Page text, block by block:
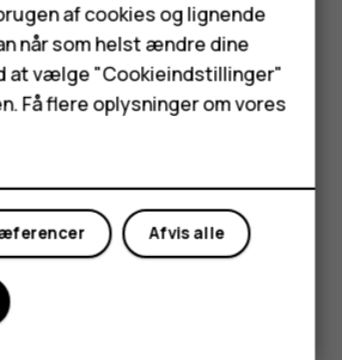
M
tabes på en hård overflade eller
stød. Undlad at røre ved glasdelene
af cookies og lignende
når som helst ændre dine
at vælge "Cookieindstillinger"
Få flere oplysninger om vores
Afvis alle